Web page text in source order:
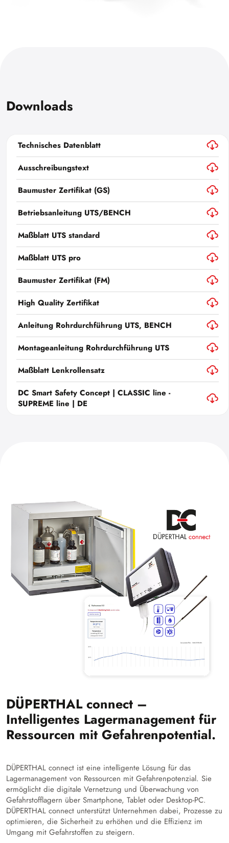
Downloads
Technisches Datenblatt
Ausschreibungstext
Baumuster Zertifikat (GS)
Betriebsanleitung UTS/BENCH
Maßblatt UTS standard
Maßblatt UTS pro
Baumuster Zertifikat (FM)
High Quality Zertifikat
Anleitung Rohrdurchführung UTS, BENCH
Montageanleitung Rohrdurchführung UTS
Maßblatt Lenkrollensatz
DC Smart Safety Concept | CLASSIC line -
SUPREME line | DE
DÜPERTHAL connect –
Intelligentes Lagermanagement für
Ressourcen mit Gefahrenpotential.
DÜPERTHAL connect ist eine intelligente Lösung für das
Lagermanagement von Ressourcen mit Gefahrenpotenzial. Sie
ermöglicht die digitale Vernetzung und Überwachung von
Gefahrstofflagern über Smartphone, Tablet oder Desktop-PC.
DÜPERTHAL connect unterstützt Unternehmen dabei, Prozesse zu
optimieren, die Sicherheit zu erhöhen und die Effizienz im
Umgang mit Gefahrstoffen zu steigern.